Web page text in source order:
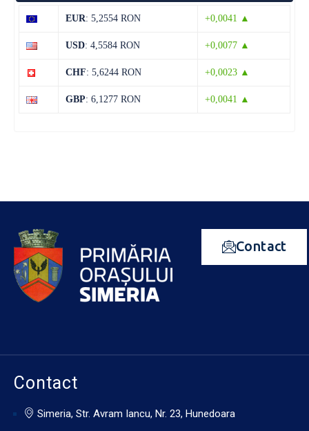
EUR: 5,2554 RON +0,0041 ▲
USD: 4,5584 RON +0,0077 ▲
CHF: 5,6244 RON +0,0023 ▲
GBP: 6,1277 RON +0,0041 ▲
Contact
Contact
Simeria, Str. Avram Iancu, Nr. 23, Hunedoara